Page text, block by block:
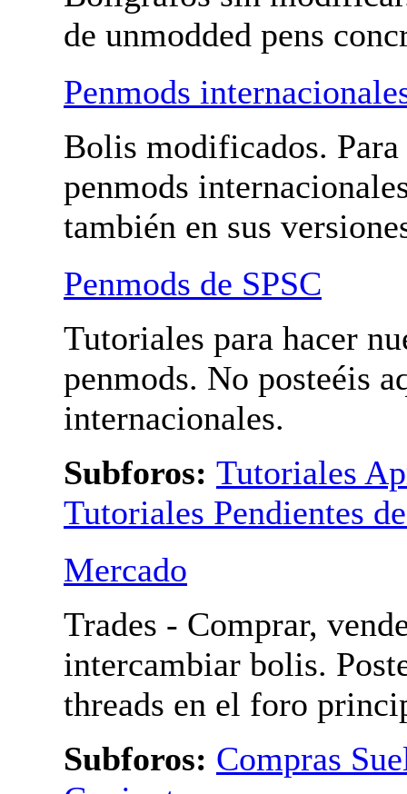
Unmodded pens
Bolígrafos sin
hablar de unmodded
Penmods
Bolis modificados. Para
penmods
también en sus
Penmods de SPSC
Tutoriales para hacer
penmods. No posteéis
penmods
Subforos:
Tutoriales Pendientes de
Aprobación
Mercado
Trades - Comprar,
intercambiar bolis.